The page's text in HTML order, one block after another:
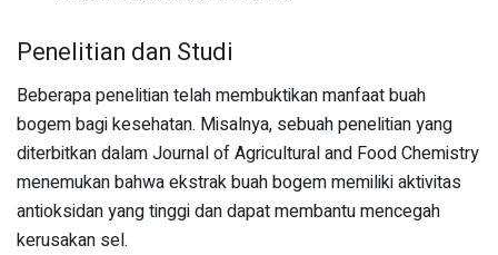
Penelitian dan Studi
Beberapa penelitian telah membuktikan manfaat buah
bogem bagi kesehatan. Misalnya, sebuah penelitian yang
diterbitkan dalam Journal of Agricultural and Food Chemistry
menemukan bahwa ekstrak buah bogem memiliki aktivitas
antioksidan yang tinggi dan dapat membantu mencegah
kerusakan sel.